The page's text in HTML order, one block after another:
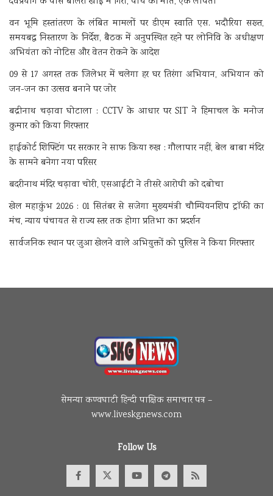
वन भूमि हस्तांतरण के लंबित मामलों पर डीएम स्वाति एस. भदौरिया सख्त,
समयबद्ध निस्तारण के निर्देश, बैठक में अनुपस्थित रहने पर लोनिवि के अधीक्षण
अभियंता को नोटिस और वेतन रोकने के आदेश
09 से 17 अगस्त तक जिलेभर में चलेगा हर घर तिरंगा अभियान, अभियान को
जन-जन का उत्सव बनाने पर जोर
बद्रीनाथ चढ़ावा घोटाला : CCTV के आधार पर SIT ने हिमाचल के मनोज
कुमार को किया गिरफ्तार
हाईकोर्ट शिफ्टिंग पर सरकार ने साफ किया रुख : गौलापार नहीं, बेल बाबा मंदिर
के सामने बनेगा नया परिसर
बदरीनाथ मंदिर चढ़ावा चोरी, एसआईटी ने तीसरे आरोपी को दबोचा
खेल महाकुंभ 2026 : 01 सितंबर से सजेगा मुख्यमंत्री चौम्पियनशिप ट्रॉफी का
मंच, न्याय पंचायत से राज्य स्तर तक होगा प्रतिभा का प्रदर्शन
सार्वजनिक स्थान पर जुआ खेलने वाले अभियुक्तों को पुलिस ने किया गिरफ्तार
सेमन्या कण्वघाटी हिन्दी पाक्षिक समाचार पत्र –
www.liveskgnews.com
Follow Us